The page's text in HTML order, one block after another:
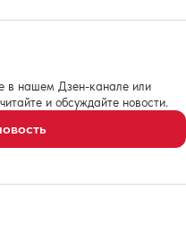
в нашем Дзен-канале или
и обсуждайте новости.